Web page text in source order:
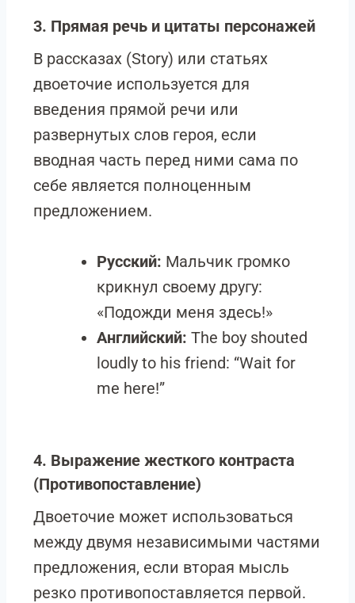
3. Прямая речь и цитаты персонажей
В рассказах (Story) или статьях
двоеточие используется для
введения прямой речи или
развернутых слов героя, если
вводная часть перед ними сама по
себе является полноценным
предложением.
Русский: Мальчик громко
крикнул своему другу:
«Подожди меня здесь!»
Английский: The boy shouted
loudly to his friend: “Wait for
me here!”
4. Выражение жесткого контраста
(Противопоставление)
Двоеточие может использоваться
между двумя независимыми частями
предложения, если вторая мысль
резко противопоставляется первой.